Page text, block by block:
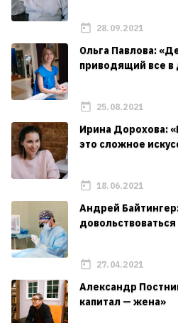
28.09.2021
Ольга Павлова:
приводящий все
25.08.2021
Ирина Дорохова:
это сложное
18.06.2021
Андрей
27.04.2021
Александр
капитал — жена»